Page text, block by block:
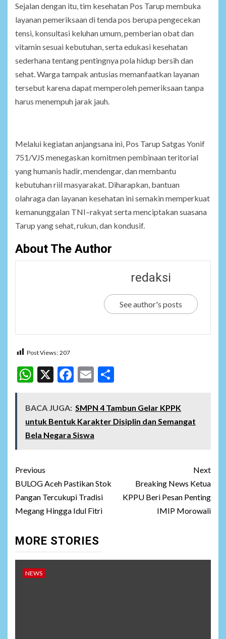
Sejalan dengan itu, tim kesehatan Pos Tarup membuka
layanan pemeriksaan di tenda pos berupa pengecekan
tensi, konsultasi keluhan umum, pemberian obat dan
vitamin sesuai kebutuhan, serta edukasi kesehatan
sederhana tentang pentingnya pola hidup bersih dan
sehat. Warga tampak antusias memanfaatkan layanan
tersebut karena dapat memperoleh pemeriksaan tanpa
harus menempuh jarak jauh.
Melalui kegiatan anjangsana ini, Pos Tarup Satgas Yonif
751/VJS menegaskan komitmen pembinaan teritorial
yang humanis hadir, mendengar, dan membantu
kebutuhan riil masyarakat. Diharapkan, bantuan
olahraga dan layanan kesehatan ini semakin memperkuat
kemanunggalan TNI–rakyat serta menciptakan suasana
Tarup yang sehat, rukun, dan kondusif.
About The Author
redaksi
See author's posts
Post Views: 207
WhatsApp
X Facebook
Email
BACA JUGA: SMPN 4 Tambun Gelar KPPK
untuk Bentuk Karakter Disiplin dan Semangat
Bela Negara Siswa
Post
navigation
Previous
BULOG Aceh Pastikan Stok
Pangan Tercukupi Tradisi
Megang Hingga Idul Fitri
Next
Breaking News Ketua
KPPU Beri Pesan Penting
IMIP Morowali
MORE STORIES
NEWS